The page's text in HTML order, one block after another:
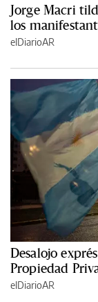
Jorge Macri
los
elDiarioAR
Desalojo
Propiedad
elDiarioAR